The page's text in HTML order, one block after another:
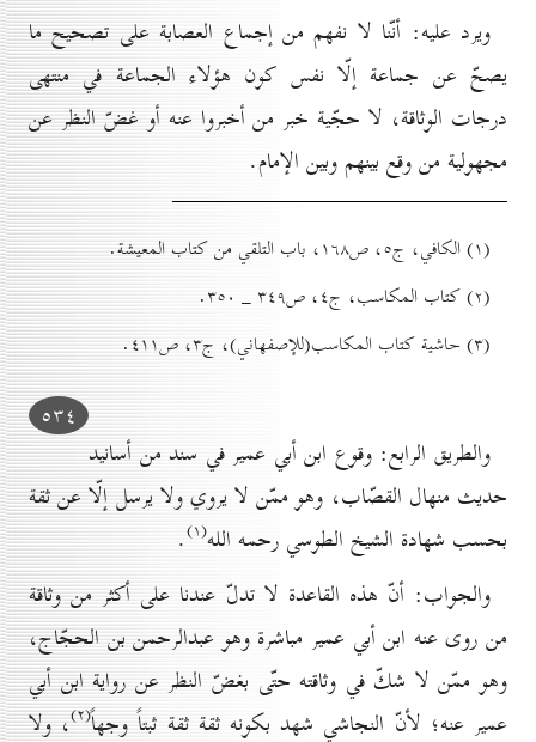
ويرد عليه: أنّنا لا نفهم من إجماع العصابة على تصحيح ما
يصحّ عن جماعة إلّا نفس كون هؤلاء الجماعة في منتهى
درجات الوثاقة، لا حجّية خبر من أخبروا عنه أو غضّ النظر عن
مجهولية من وقع بينهم وبين الإمام.
(۱) الکافي، ج٥، ص۱٦۸، باب التلقي من کتاب المعيشة.
(۲) کتاب المكاسب، ج٤، ص۳٤۹ _ ۳٥٠.
(۳) حاشية کتاب المكاسب(للإصفهاني)، ج۳، ص٤۱۱.
٥۳٤
والطريق الرابع: وقوع ابن أبي عمير في سند من أسانيد
حديث منهال القصّاب، وهو ممّن لا يروي ولا يرسل إلّا عن ثقة
بحسب شهادة الشيخ الطوسي رحمه الله(۱) .
والجواب: أنّ هذه القاعدة لا تدلّ عندنا على أكثر من وثاقة
من روی عنه ابن أبي عمير مباشرة وهو عبدالرحمن بن الحجّاج،
وهو ممّن لا شكّ في وثاقته حتّى بغضّ النظر عن رواية ابن أبي
عمير عنه؛ لأنّ النجاشي شهد بكونه ثقة ثقة ثبتاً وجهاً(۲) ، ولا